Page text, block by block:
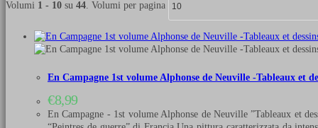
Volumi 1 - 10 su 44. Volumi per pagina
En Campagne 1st volume Alphonse de Neuville -Tableaux et
€8,99
En Campagne - 1st volume Alphonse de Neuville ”Tableaux et